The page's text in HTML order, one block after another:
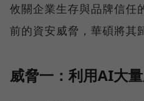
攸關企業生存與品牌信任
前的資安威脅，華碩將其
威脅一：利用AI大